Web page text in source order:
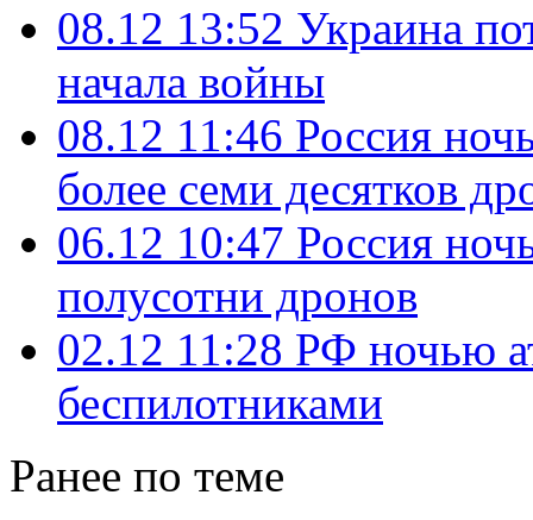
08.12 13:52 Украина
начала войны
08.12 11:46 Россия
более семи десятков
06.12 10:47 Россия
полусотни дронов
02.12 11:28 РФ ночью
беспилотниками
Ранее по теме